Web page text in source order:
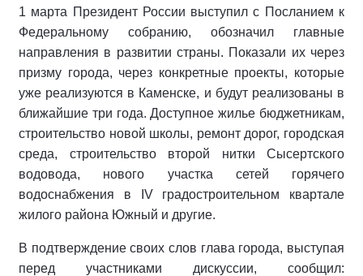
1 марта Президент России выступил с Посланием к
Федеральному собранию, обозначил главные
направления в развитии страны. Показали их через
призму города, через конкретные проекты, которые
уже реализуются в Каменске, и будут реализованы в
ближайшие три года. Доступное жилье бюджетникам,
строительство новой школы, ремонт дорог, городская
среда, строительство второй нитки Сысертского
водовода, нового участка сетей горячего
водоснабжения в IV градостроительном квартале
жилого района Южный и другие.
В подтверждение своих слов глава города, выступая
перед участниками дискуссии, сообщил: